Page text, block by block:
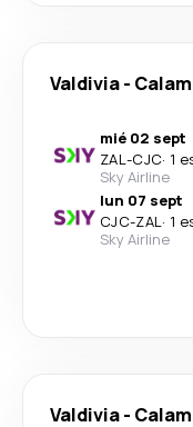
Valdivia-
mié 02 sept
ZAL-CJC· 1
Sky Airline
lun 07 sept
CJC-ZAL· 1
Sky Airline
Valdivia-